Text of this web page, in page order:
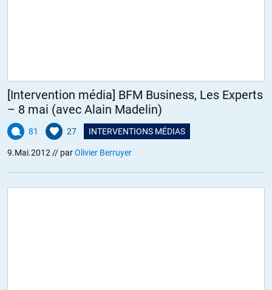
[Intervention média] BFM Business, Les Experts
– 8 mai (avec Alain Madelin)
81 27 INTERVENTIONS MÉDIAS
9.Mai.2012 // parOlivier Berruyer